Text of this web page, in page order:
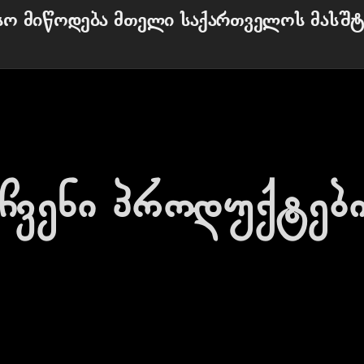
მიწოდება მთელი საქართველოს
პროდუქტები